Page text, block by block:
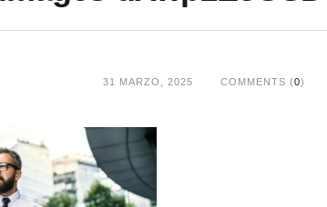
31 MARZO, 2025 COMMENTS (0)